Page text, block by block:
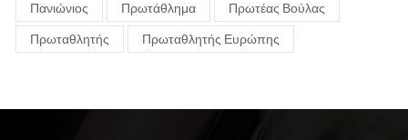
Πανιώνιος Πρωτάθλημα Πρωτέας Βούλας
Πρωταθλητής Πρωταθλητής Ευρώπης